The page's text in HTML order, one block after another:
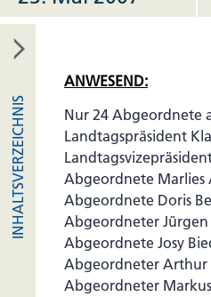
INHALTSVERZEICHNIS
ANWESEND:
Nur 24 Abgeordnete
Landtagspräsident
Abgeordnete Marlies
Abgeordnete Doris
Abgeordneter Jürgen
Abgeordnete Josy
Abgeordneter Arthur
Abgeordneter Markus